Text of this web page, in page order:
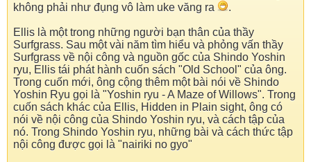
không phải như đụng vô làm uke văng ra
.
Ellis là một trong những người bạn thân của thầy
Surfgrass. Sau một vài năm tìm hiểu và phỏng vấn thầy
Surfgrass về nội công và nguồn gốc của Shindo Yoshin
ryu, Ellis tái phát hành cuốn sách "Old School" của ông.
Trong cuốn mới, ông cộng thêm một bài nói về Shindo
Yoshin Ryu gọi là "Yoshin ryu - A Maze of Willows". Trong
cuốn sách khác của Ellis, Hidden in Plain sight, ông có
nói về nội công của Shindo Yoshin ryu, và cách tập của
nó. Trong Shindo Yoshin ryu, những bài và cách thức tập
nội công được gọi là "nairiki no gyo"